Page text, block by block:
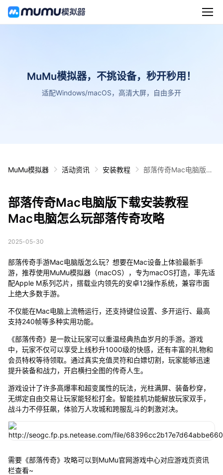
MuMu模拟器，不挑设备，秒开秒用！
适配Windows/macOS，高清大屏，自由多开
MuMu模拟器 活动资讯 安装教程
部落传奇Mac电脑版下
部落传奇Mac电脑版下载安装教程
Mac电脑怎么玩部落传奇攻略
2025-05-30
部落传奇手游Mac电脑版怎么玩？想要在Mac设备上体验最新手
游，推荐使用MuMu模拟器（macOS），专为macOS打造，率先适
配Apple M系列芯片，搭载业内领先的安卓12操作系统，兼容市面
上绝大多数手游。
不仅能在Mac电脑上流畅运行，还支持键位设置、多开运行、最高
支持240帧等多种实用功能。
《部落传奇》是一款让玩家可以重温经典热血岁月的手游。游戏
中，玩家不仅可以享受上线秒升1000级的快感，还有丰富的礼物和
会员特权等待领取。通过真实充值灵符和白嫖切割，玩家能够迅速
提升装备和战力，开启横扫全图的传奇人生。
游戏设计了许多高爆率和超变属性的玩法，光柱满屏、装备秒穿，
无绑定自由交易让玩家能轻松打金。智能挂机功能解放玩家双手，
战斗力不停狂飙，体验万人攻城和跨服乱斗的刺激对决。
需要《部落传奇》攻略可以到MuMu官网游戏中心对应游戏页资讯
栏查看~